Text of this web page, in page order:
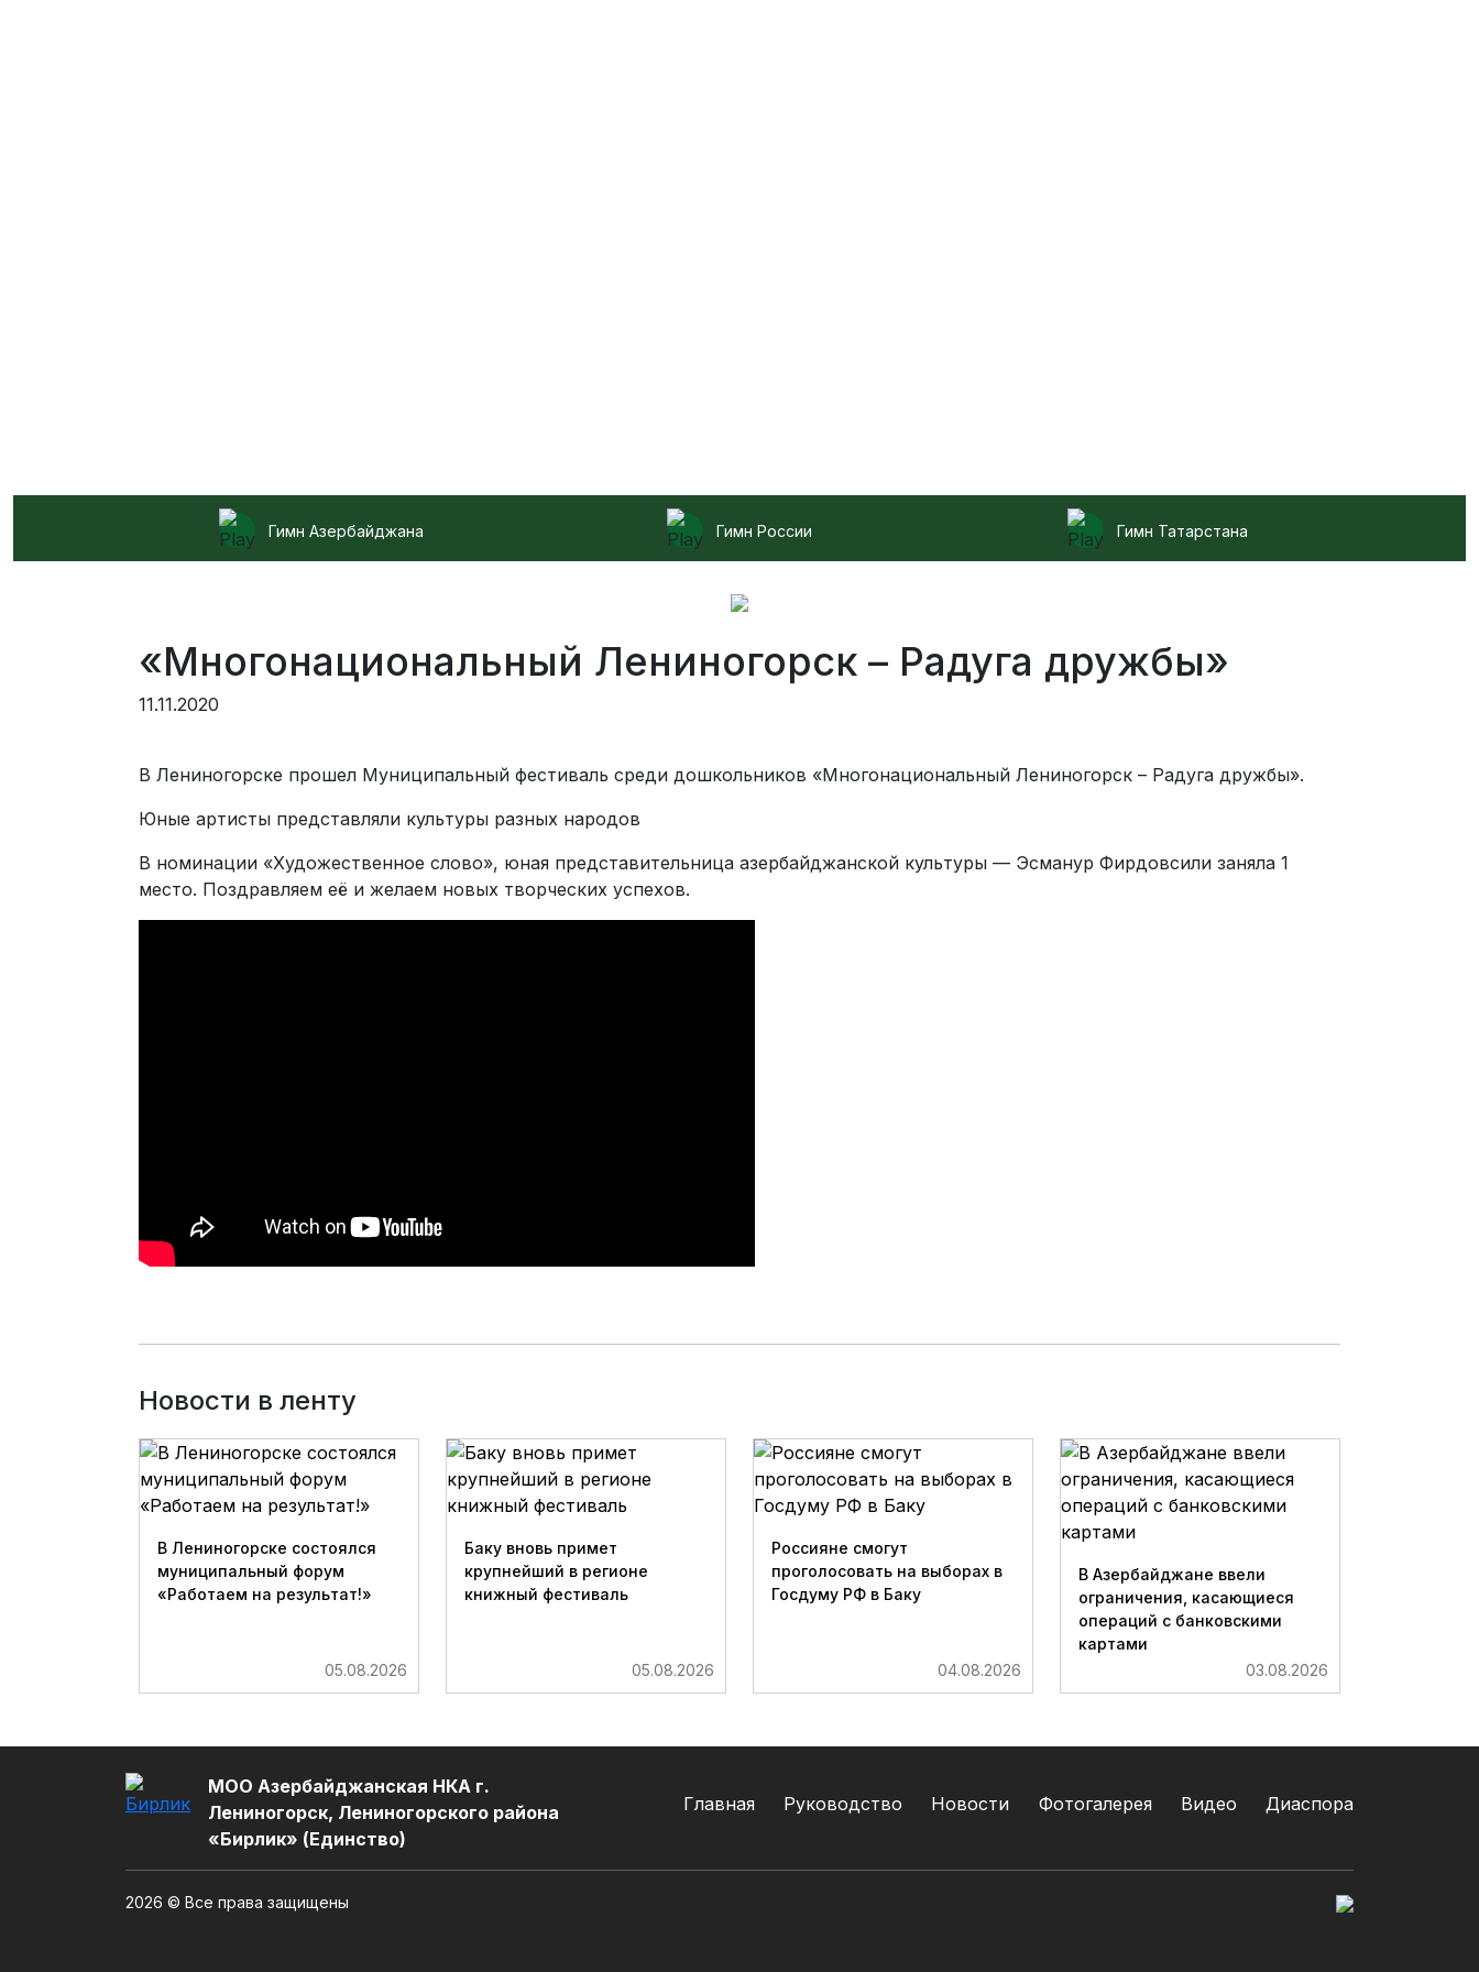
Гимн Азербайджана Гимн России Гимн Татарстана
«Многонациональный Лениногорск – Радуга дружбы»
11.11.2020
В Лениногорске прошел Муниципальный фестиваль среди дошкольников «Многонациональный Лениногорск – Радуга дружбы».
Юные артисты представляли культуры разных народов
В номинации «Художественное слово», юная представительница азербайджанской культуры — Эсманур Фирдовсили заняла 1
место. Поздравляем её и желаем новых творческих успехов.
Новости в ленту
В Лениногорске состоялся
муниципальный форум
«Работаем на результат!»
05.08.2026
Баку вновь примет
крупнейший в регионе
книжный фестиваль
05.08.2026
Россияне смогут
проголосовать на выборах в
Госдуму РФ в Баку
04.08.2026
В Азербайджане ввели
ограничения, касающиеся
операций с банковскими
картами
03.08.2026
МОО Азербайджанская НКА г.
Лениногорск, Лениногорского района
«Бирлик» (Единство)
Главная Руководство Новости Фотогалерея Видео Диаспора
2026 © Все права защищены